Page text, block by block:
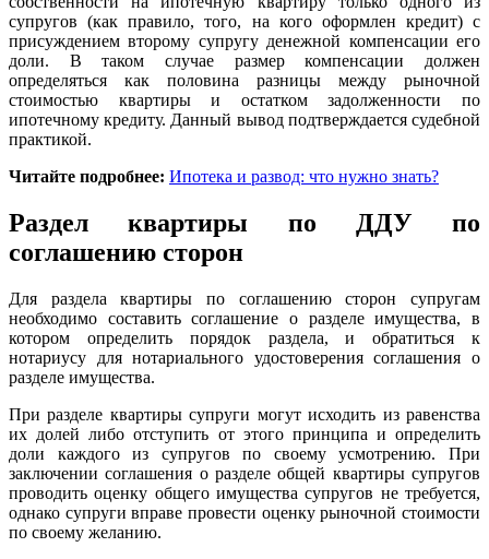
супругов (как правило, того, на кого оформлен кредит) с
присуждением второму супругу денежной компенсации его
доли. В таком случае размер компенсации должен
определяться как половина разницы между рыночной
стоимостью квартиры и остатком задолженности по
ипотечному кредиту. Данный вывод подтверждается судебной
практикой.
Читайте подробнее: Ипотека и развод: что нужно знать?
Раздел квартиры по ДДУ по
соглашению сторон
Для раздела квартиры по соглашению сторон супругам
необходимо составить соглашение о разделе имущества, в
котором определить порядок раздела, и обратиться к
нотариусу для нотариального удостоверения соглашения о
разделе имущества.
При разделе квартиры супруги могут исходить из равенства
их долей либо отступить от этого принципа и определить
доли каждого из супругов по своему усмотрению. При
заключении соглашения о разделе общей квартиры супругов
проводить оценку общего имущества супругов не требуется,
однако супруги вправе провести оценку рыночной стоимости
по своему желанию.